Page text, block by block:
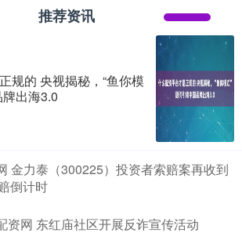
推荐资讯
规的 央视揭秘，“鱼你模
出海3.0
金力泰（300225）投资者索赔案再收到
倒计时
资网 东红庙社区开展反诈宣传活动